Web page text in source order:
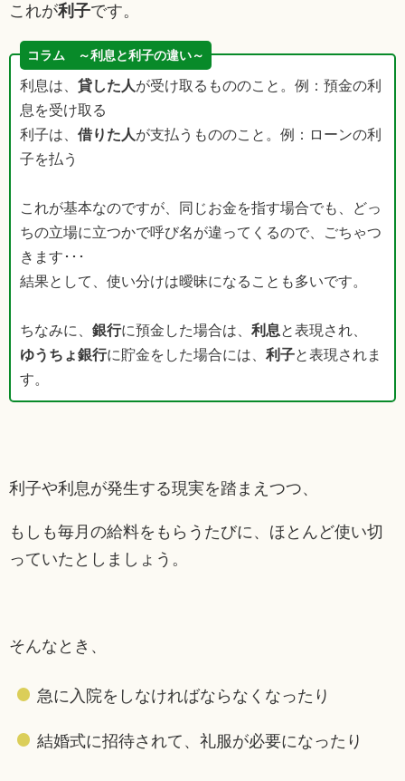
これが利子です。
コラム ～利息と利子の違い～
利息は、 貸した人が受け取るもののこと。例：預金の利
息を受け取る
利子は、 借りた人が支払うもののこと。例：ローンの利
子を払う
これが基本なのですが、同じお金を指す場合でも、どっ
ちの立場に立つかで呼び名が違ってくるので、ごちゃつ
きます･･･
結果として、使い分けは曖昧になることも多いです。
ちなみに、 銀行に預金した場合は、 利息と表現され、
ゆうちょ銀行に貯金をした場合には、 利子と表現されま
す。
利子や利息が発生する現実を踏まえつつ、
もしも毎月の給料をもらうたびに、ほとんど使い切
っていたとしましょう。
そんなとき、
急に入院をしなければならなくなったり
結婚式に招待されて、礼服が必要になったり